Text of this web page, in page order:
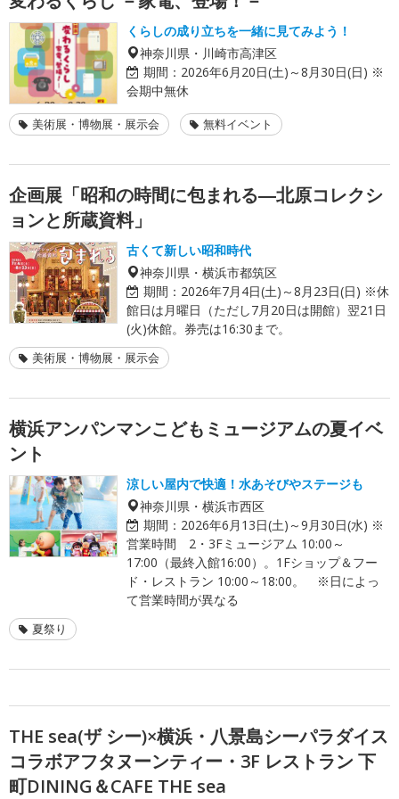
くらしの成り立ちを一緒に見てみよう！
神奈川県・川崎市高津区
期間： 2026年6月20日(土)～8月30日(日) ※
会期中無休
美術展・博物展・展示会 無料イベント
企画展「昭和の時間に包まれる―北原コレクシ
ョンと所蔵資料」
古くて新しい昭和時代
神奈川県・横浜市都筑区
期間： 2026年7月4日(土)～8月23日(日) ※休
館日は月曜日（ただし7月20日は開館）翌21日
(火)休館。券売は16:30まで。
美術展・博物展・展示会
横浜アンパンマンこどもミュージアムの夏イベ
ント
涼しい屋内で快適！水あそびやステージも
神奈川県・横浜市西区
期間： 2026年6月13日(土)～9月30日(水) ※
営業時間 2・3Fミュージアム 10:00～
17:00（最終入館16:00）。1Fショップ＆フー
ド・レストラン 10:00～18:00。 ※日によっ
て営業時間が異なる
夏祭り
THE sea(ザ シー)×横浜・八景島シーパラダイス
コラボアフタヌーンティー・3F レストラン 下
町DINING＆CAFE THE sea